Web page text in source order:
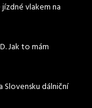
vlakem na
Jak to mám
Slovensku dálniční